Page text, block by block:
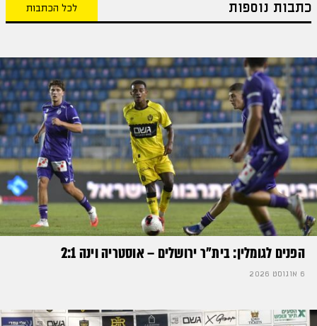
כתבות נוספות לכל הכתבות
הפנים לגומלין: בית״ר ירושלים – אוסטריה וינה 2:1
6 אוגוסט 2026